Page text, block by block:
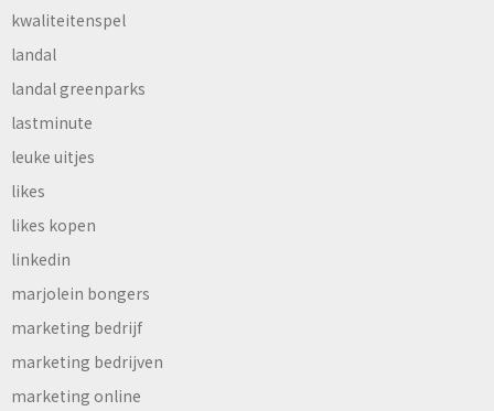
kwaliteitenspel
landal
landal greenparks
lastminute
leuke uitjes
likes
likes kopen
linkedin
marjolein bongers
marketing bedrijf
marketing bedrijven
marketing online